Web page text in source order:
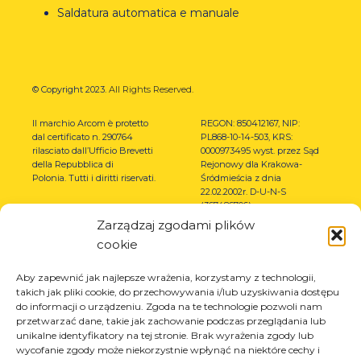
Zarządzaj zgodami plików
cookie
Aby zapewnić jak najlepsze wrażenia, korzystamy z technologii,
takich jak pliki cookie, do przechowywania i/lub uzyskiwania dostępu
do informacji o urządzeniu. Zgoda na te technologie pozwoli nam
przetwarzać dane, takie jak zachowanie podczas przeglądania lub
unikalne identyfikatory na tej stronie. Brak wyrażenia zgody lub
wycofanie zgody może niekorzystnie wpłynąć na niektóre cechy i
Saldatura automatica e manuale
© Copyright 2023. All Rights Reserved.
Il marchio Arcom è protetto
dal certificato n. 290764
rilasciato dall’Ufficio Brevetti
della Repubblica di
Polonia. Tutti i diritti riservati.
REGON: 850412167, NIP:
PL868-10-14-503, KRS:
0000973495 wyst. przez Sąd
Rejonowy dla Krakowa-
Śródmieścia z dnia
22.02.2002r. D-U-N-S
(367486706)